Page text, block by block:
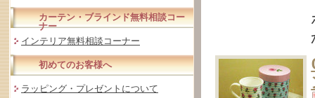
カーテン・ブラインド無料相談コー
ナー
インテリア無料相談コーナー
初めてのお客様へ
ラッピング・プレゼントについて